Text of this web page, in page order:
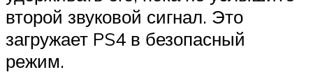
второй звуковой сигнал. Это
загружает PS4 в безопасный
режим.